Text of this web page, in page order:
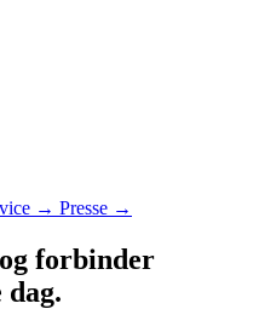
→ Presse →
forbinder
dag.